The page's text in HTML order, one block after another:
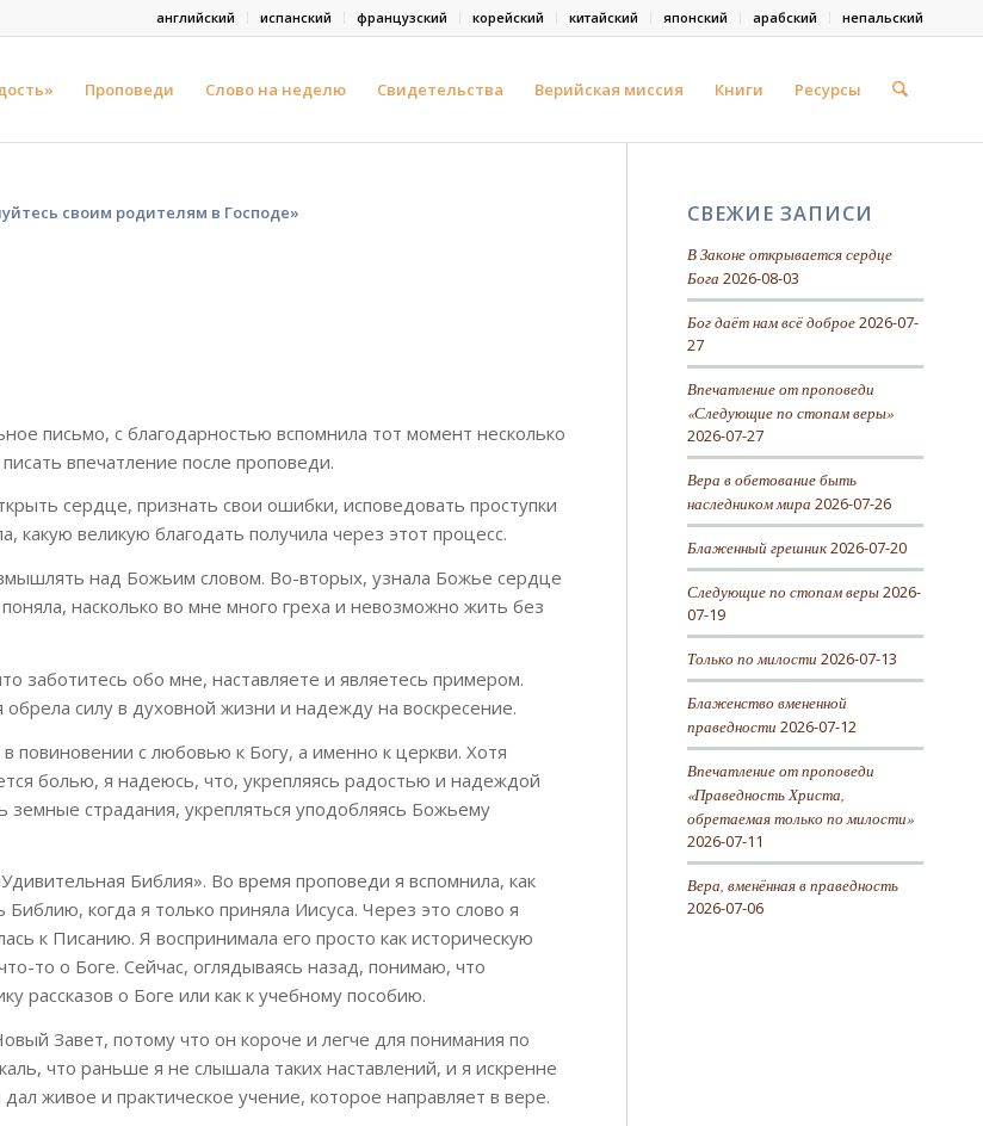
английский испанский французский корейский китайский японский арабский непальский
Проповеди Слово на неделю Свидетельства Верийская миссия Книги Ресурсы
своим родителям в Господе»
письмо, с благодарностью вспомнила тот момент несколько
впечатление после проповеди.
сердце, признать свои ошибки, исповедовать проступки
какую великую благодать получила через этот процесс.
над Божьим словом. Во-вторых, узнала Божье сердце
насколько во мне много греха и невозможно жить без
заботитесь обо мне, наставляете и являетесь примером.
силу в духовной жизни и надежду на воскресение.
повиновении с любовью к Богу, а именно к церкви. Хотя
болью, я надеюсь, что, укрепляясь радостью и надеждой
земные страдания, укрепляться уподобляясь Божьему
Библия». Во время проповеди я вспомнила, как
когда я только приняла Иисуса. Через это слово я
к Писанию. Я воспринимала его просто как историческую
то о Боге. Сейчас, оглядываясь назад, понимаю, что
рассказов о Боге или как к учебному пособию.
Завет, потому что он короче и легче для понимания по
что раньше я не слышала таких наставлений, и я искренне
живое и практическое учение, которое направляет в вере.
СВЕЖИЕ ЗАПИСИ
В Законе открывается сердце
Бога 2026-08-03
Бог даёт нам всё доброе2026-07-
27
Впечатление от проповеди
«Следующие по стопам веры»
2026-07-27
Вера в обетование быть
наследником мира 2026-07-26
Блаженный грешник2026-07-20
Следующие по стопам веры2026-
07-19
Только по милости 2026-07-13
Блаженство вмененной
праведности 2026-07-12
Впечатление от проповеди
«Праведность Христа,
обретаемая только по милости»
2026-07-11
Вера, вменённая в праведность
2026-07-06